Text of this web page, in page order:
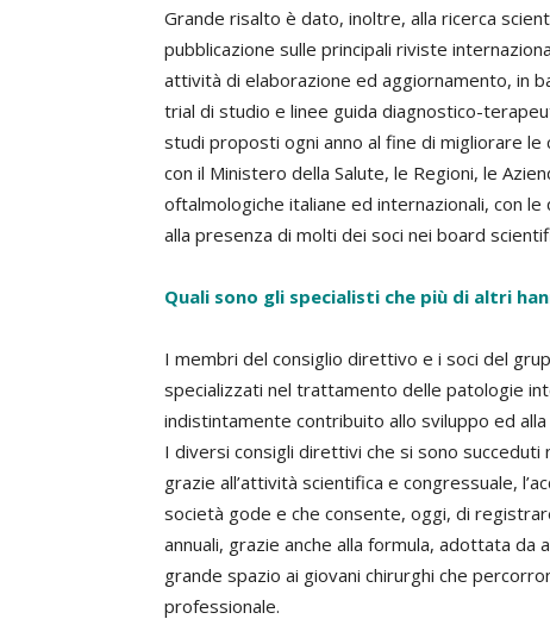
Grande risalto è dato, inoltre, alla ricerca
pubblicazione sulle principali riviste
attività di elaborazione ed aggiornamento, in
trial di studio e linee guida diagnostico-
studi proposti ogni anno al fine di migliorare
con il Ministero della Salute, le Regioni, le
oftalmologiche italiane ed internazionali, con
alla presenza di molti dei soci nei board
Quali sono gli specialisti che più di altri
I membri del consiglio direttivo e i soci del
specializzati nel trattamento delle patologie
indistintamente contribuito allo sviluppo ed
I diversi consigli direttivi che si sono
grazie all’attività scientifica e congressuale,
società gode e che consente, oggi, di
annuali, grazie anche alla formula, adottata da
grande spazio ai giovani chirurghi che
professionale.